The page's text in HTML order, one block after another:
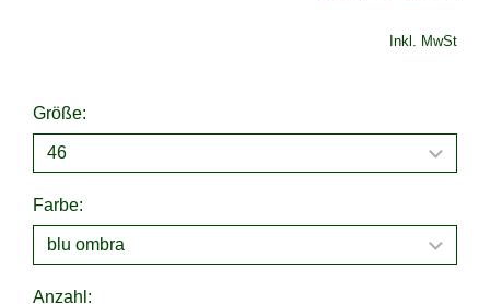
Inkl. MwSt
Größe:
Farbe:
Anzahl: